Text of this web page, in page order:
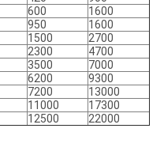
600
1600
950
1600
1500
2700
2300
4700
3500
7000
6200
9300
7200
13000
11000
17300
12500 22000